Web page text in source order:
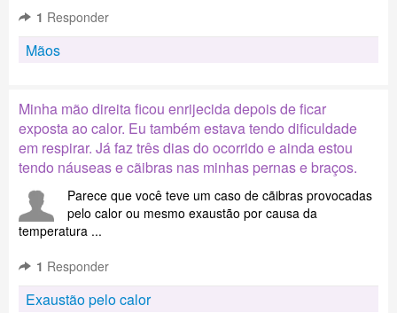
1 Responder
Mãos
Minha mão direita ficou enrijecida depois de ficar
exposta ao calor. Eu também estava tendo dificuldade
em respirar. Já faz três dias do ocorrido e ainda estou
tendo náuseas e cãibras nas minhas pernas e braços.
Parece que você teve um caso de cãibras provocadas
pelo calor ou mesmo exaustão por causa da
temperatura ...
1 Responder
Exaustão pelo calor